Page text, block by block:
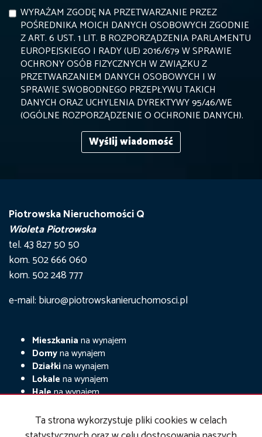
WYRAŻAM ZGODĘ NA PRZETWARZANIE PRZEZ
POŚREDNIKA MOICH DANYCH OSOBOWYCH ZGODNIE
Z ART. 6 UST. 1 LIT. B ROZPORZĄDZENIA PARLAMENTU
EUROPEJSKIEGO I RADY (UE) 2016/679 W SPRAWIE
OCHRONY OSÓB FIZYCZNYCH W ZWIĄZKU Z
PRZETWARZANIEM DANYCH OSOBOWYCH I W
SPRAWIE SWOBODNEGO PRZEPŁYWU TAKICH
DANYCH ORAZ UCHYLENIA DYREKTYWY 95/46/WE
(OGÓLNE ROZPORZĄDZENIE O OCHRONIE DANYCH).
Piotrowska Nieruchomości Q
Wioleta Piotrowska
tel. 43 827 50 50
kom. 502 666 060
kom. 502 248 777
e-mail: biuro@piotrowskanieruchomosci.pl
Mieszkaniana wynajem
Domyna wynajem
Działkina wynajem
Lokalena wynajem
Halena wynajem
Mieszkania na sprzedaż
Ta strona wykorzystuje pliki cookies w celach